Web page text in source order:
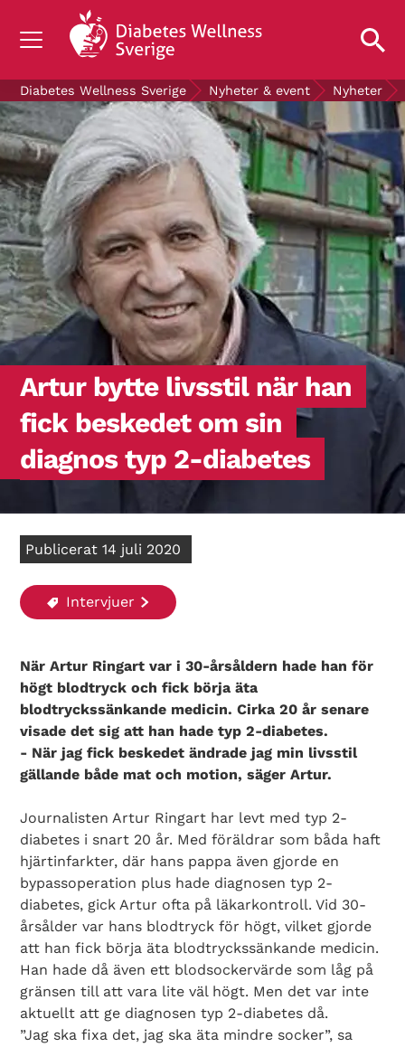
OM DIABETES
STÖD OSS
FORSKNING
NYHETER & EVENT
OM OSS
GRATIS DIABETESPRODUKTER
Blodsockerkollen
Diabetes Wellness Sverige Nyheter & event Nyheter
Artur bytte livsstil när han
fick beskedet om sin
diagnos typ 2-diabetes
Publicerat 14 juli 2020
Intervjuer
När Artur Ringart var i 30-årsåldern hade han för
högt blodtryck och fick börja äta
blodtryckssänkande medicin. Cirka 20 år senare
visade det sig att han hade typ 2-diabetes.
- När jag fick beskedet ändrade jag min livsstil
gällande både mat och motion, säger Artur.
Journalisten Artur Ringart har levt med typ 2-
diabetes i snart 20 år. Med föräldrar som båda haft
hjärtinfarkter, där hans pappa även gjorde en
bypassoperation plus hade diagnosen typ 2-
diabetes, gick Artur ofta på läkarkontroll. Vid 30-
årsålder var hans blodtryck för högt, vilket gjorde
att han fick börja äta blodtryckssänkande medicin.
Han hade då även ett blodsockervärde som låg på
gränsen till att vara lite väl högt. Men det var inte
aktuellt att ge diagnosen typ 2-diabetes då.
”Jag ska fixa det, jag ska äta mindre socker”, sa